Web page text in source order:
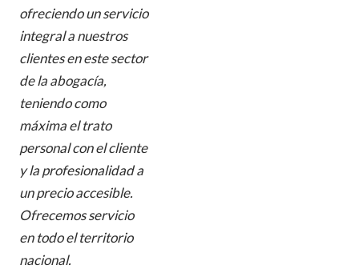
ofreciendo un servicio
integral a nuestros
clientes en este sector
de la abogacía,
teniendo como
máxima el trato
personal con el cliente
y la profesionalidad a
un precio accesible.
Ofrecemos servicio
en todo el territorio
nacional.